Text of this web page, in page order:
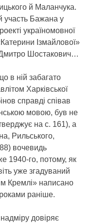
й Маланчука.
участь Бажана у
україномовної
Ізмайлової»
Шостакович…
в ній забагато
Харківської
справді співав
мовою, був не
на с. 161), а
Рильського,
вочевидь
1940-го, потому, як
уже згадуваний
Кремлі» написано
раніше.
довіряє